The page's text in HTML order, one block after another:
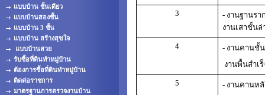
แบบบ้าน ชั้นเดียว
แบบบ้านสองชั้น
แบบบ้าน 3 ชั้น
แบบบ้าน สร้างสุขใจ
แบบบ้านสวย
รับซื้อที่ดินทำหมู่บ้าน
ต้องการซื้อที่ดินทำหมู่บ้าน
ติดต่อราชการ
มาตรฐานการตรวจงานบ้าน
3
- งานฐานร
งานเสาชั้นล่
4
- งานคานชั้น
งานพื้นสำเ
5
- งานคานหลั